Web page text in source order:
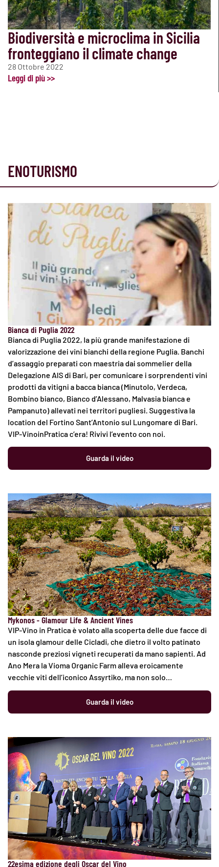
Biodiversità e microclima in Sicilia
fronteggiano il climate change
28 Ottobre 2022
Leggi di più >>
ENOTURISMO
Bianca di Puglia 2022
Bianca di Puglia 2022, la più grande manifestazione di
valorizzazione dei vini bianchi della regione Puglia. Banchi
d’assaggio preparati con maestria dai sommelier della
Delegazione AIS di Bari, per comunicare i sorprendenti vini
prodotti da vitigni a bacca bianca (Minutolo, Verdeca,
Bombino bianco, Bianco d’Alessano, Malvasia bianca e
Pampanuto) allevati nei territori pugliesi. Suggestiva la
location del Fortino Sant’Antonio sul Lungomare di Bari.
VIP-VinoinPratica c’era! Rivivi l’evento con noi.
Guarda il video
Mykonos - Glamour Life & Ancient Vines
VIP-Vino in Pratica è volato alla scoperta delle due facce di
un isola glamour delle Cicladi, che dietro il volto patinato
nasconde preziosi vigneti recuperati da mano sapienti. Ad
Ano Mera la Vioma Organic Farm alleva eroicamente
vecchie viti dell’iconico Assyrtiko, ma non solo…
Guarda il video
22esima edizione degli Oscar del Vino